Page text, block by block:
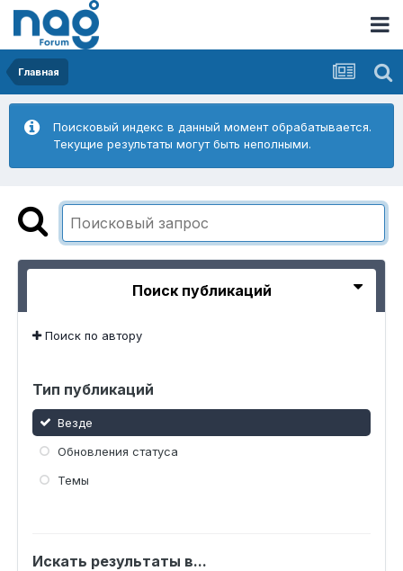
Главная
Поисковый индекс в данный момент обрабатывается.
Текущие результаты могут быть неполными.
Поиск публикаций
Поиск по автору
Тип публикаций
Везде
Обновления статуса
Темы
Искать результаты в...